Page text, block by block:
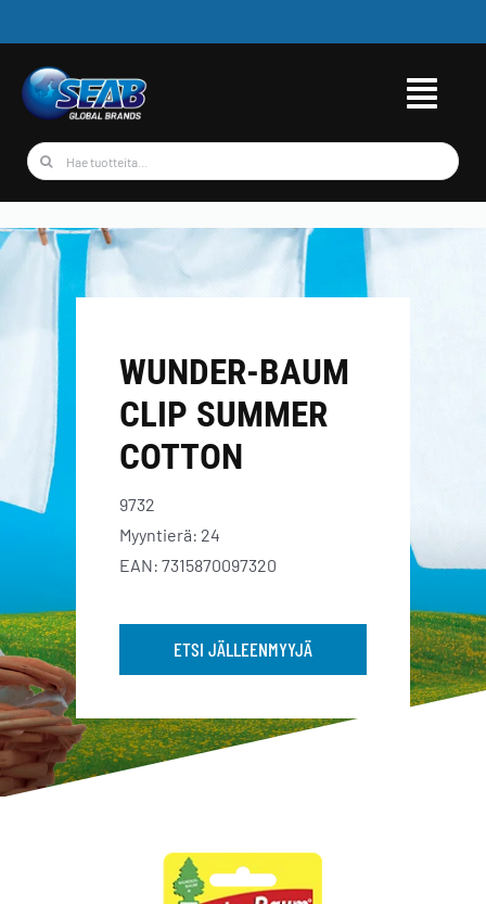
to
content
Etsi
WUNDER-BAUM
CLIP SUMMER
COTTON
9732
Myyntierä: 24
EAN: 7315870097320
ETSI JÄLLEENMYYJÄ